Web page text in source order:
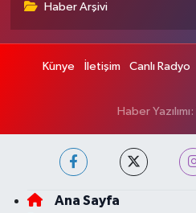
Haber Arşivi
Künye İletişim Canlı Radyo
Haber Yazılımı:
Ana Sayfa